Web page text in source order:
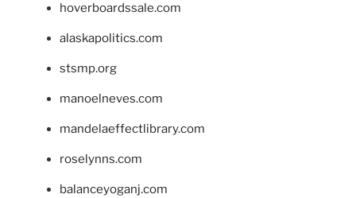
hoverboardssale.com
alaskapolitics.com
stsmp.org
manoelneves.com
mandelaeffectlibrary.com
roselynns.com
balanceyoganj.com